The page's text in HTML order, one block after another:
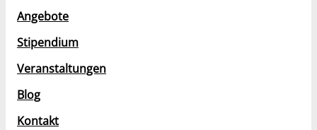
Angebote
Stipendium
Veranstaltungen
Blog
Kontakt